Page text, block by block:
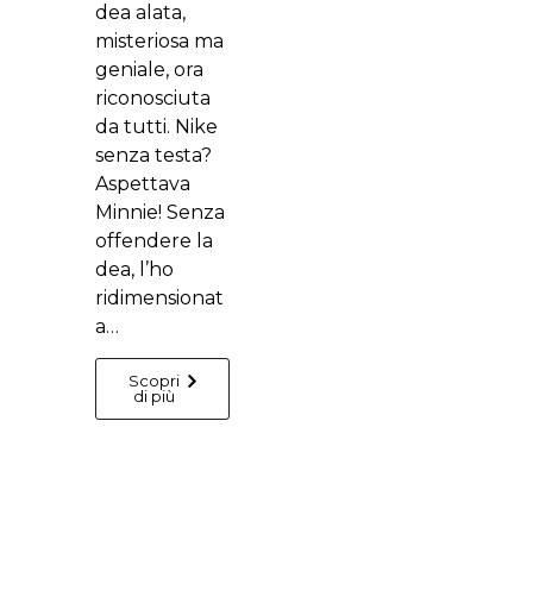
dea alata,
misteriosa ma
geniale, ora
riconosciuta
da tutti. Nike
senza testa?
Aspettava
Minnie! Senza
offendere la
dea, l’ho
ridimensionat
a…
Scopri
di più